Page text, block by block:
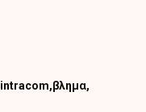
intracom βλημα